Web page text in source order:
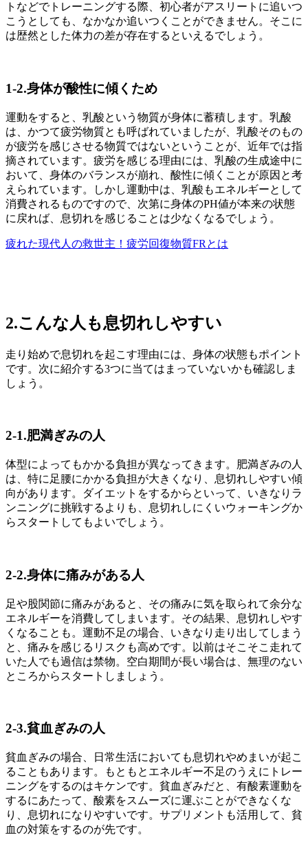
トなどでトレーニングする際、初心者がアスリートに追いつ
こうとしても、なかなか追いつくことができません。そこに
は歴然とした体力の差が存在するといえるでしょう。
1-2.身体が酸性に傾くため
運動をすると、乳酸という物質が身体に蓄積します。乳酸
は、かつて疲労物質とも呼ばれていましたが、乳酸そのもの
が疲労を感じさせる物質ではないということが、近年では指
摘されています。疲労を感じる理由には、乳酸の生成途中に
おいて、身体のバランスが崩れ、酸性に傾くことが原因と考
えられています。しかし運動中は、乳酸もエネルギーとして
消費されるものですので、次第に身体のPH値が本来の状態
に戻れば、息切れを感じることは少なくなるでしょう。
疲れた現代人の救世主！疲労回復物質FRとは
2.こんな人も息切れしやすい
走り始めで息切れを起こす理由には、身体の状態もポイント
です。次に紹介する3つに当てはまっていないかも確認しま
しょう。
2-1.肥満ぎみの人
体型によってもかかる負担が異なってきます。肥満ぎみの人
は、特に足腰にかかる負担が大きくなり、息切れしやすい傾
向があります。ダイエットをするからといって、いきなりラ
ンニングに挑戦するよりも、息切れしにくいウォーキングか
らスタートしてもよいでしょう。
2-2.身体に痛みがある人
足や股関節に痛みがあると、その痛みに気を取られて余分な
エネルギーを消費してしまいます。その結果、息切れしやす
くなることも。運動不足の場合、いきなり走り出してしまう
と、痛みを感じるリスクも高めです。以前はそこそこ走れて
いた人でも過信は禁物。空白期間が長い場合は、無理のない
ところからスタートしましょう。
2-3.貧血ぎみの人
貧血ぎみの場合、日常生活においても息切れやめまいが起こ
ることもあります。もともとエネルギー不足のうえにトレー
ニングをするのはキケンです。貧血ぎみだと、有酸素運動を
するにあたって、酸素をスムーズに運ぶことができなくな
り、息切れになりやすいです。サプリメントも活用して、貧
血の対策をするのが先です。